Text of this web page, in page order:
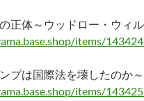
正体～ウッドロー・ウィ
items/
プは国際法を壊したのか
items/